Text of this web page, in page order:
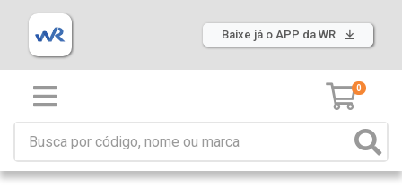
Baixe já o APP da WR
0